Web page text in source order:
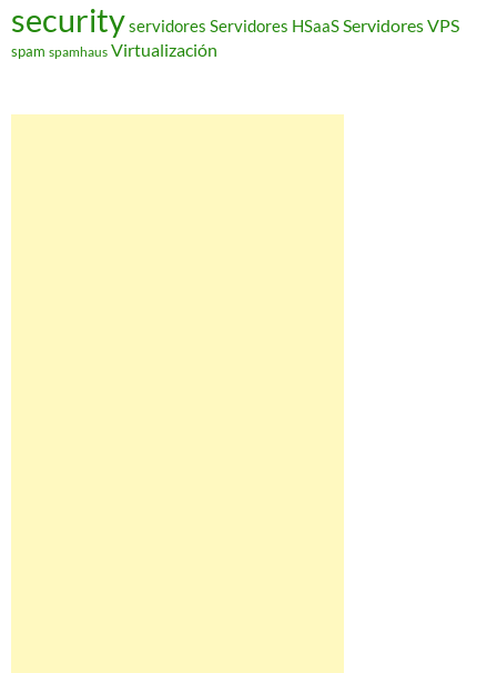
securityservidores Servidores HSaaSServidores VPS
spam spamhaus Virtualización